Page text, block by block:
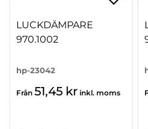
LUCKDÄMPARE
970.1002
hp-23042
Från 51,45 kr inkl. moms